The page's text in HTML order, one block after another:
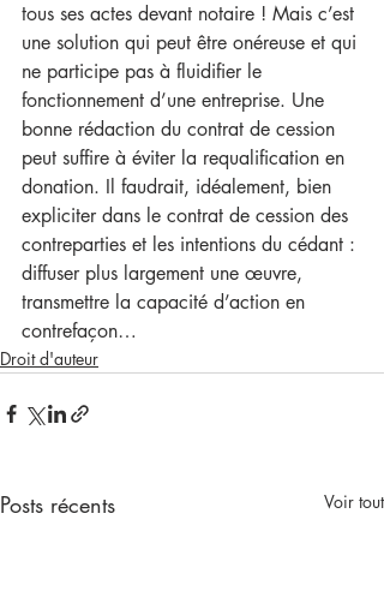
tous ses actes devant notaire ! Mais c’est
une solution qui peut être onéreuse et qui
ne participe pas à fluidifier le
fonctionnement d’une entreprise. Une
bonne rédaction du contrat de cession
peut suffire à éviter la requalification en
donation. Il faudrait, idéalement, bien
expliciter dans le contrat de cession des
contreparties et les intentions du cédant :
diffuser plus largement une œuvre,
transmettre la capacité d’action en
contrefaçon…
Droit d'auteur
Posts récents Voir tout